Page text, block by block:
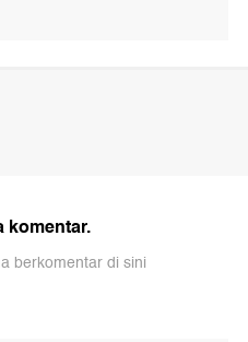
komentar.
berkomentar di sini